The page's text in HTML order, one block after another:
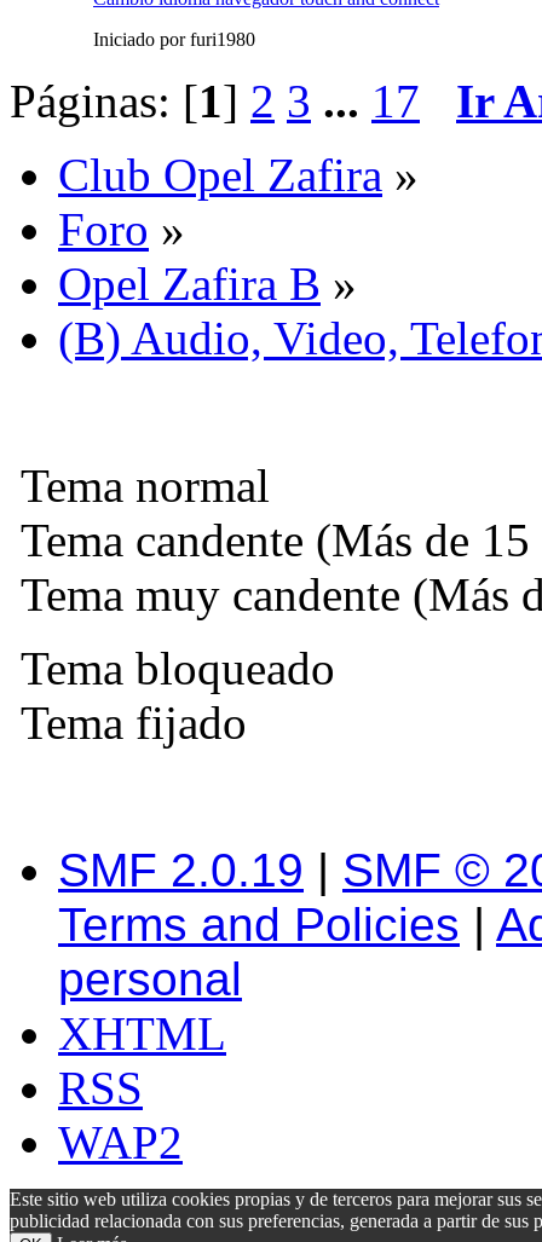
Iniciado por furi1980
Páginas: [1] 2 3 ... 17
Ir
Club Opel Zafira »
Foro »
Opel Zafira B »
(B) Audio, Video,
Tema normal
Tema candente (Más de 15
Tema muy candente (Más
Tema bloqueado
Tema fijado
SMF 2.0.19 | SMF ©
Terms and Policies |
personal
XHTML
RSS
WAP2
Este sitio web utiliza cookies propias y de terceros para mejorar sus
publicidad relacionada con sus preferencias, generada a partir de